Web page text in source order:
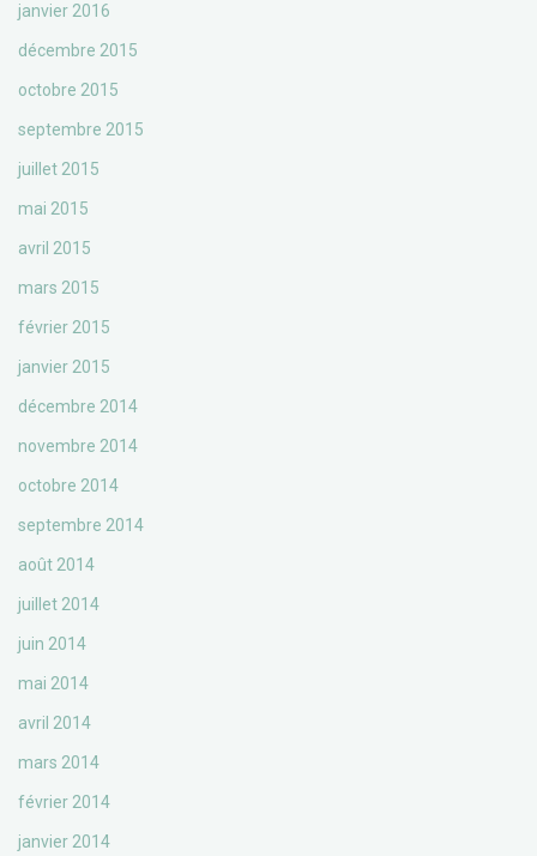
janvier 2016
décembre 2015
octobre 2015
septembre 2015
juillet 2015
mai 2015
avril 2015
mars 2015
février 2015
janvier 2015
décembre 2014
novembre 2014
octobre 2014
septembre 2014
août 2014
juillet 2014
juin 2014
mai 2014
avril 2014
mars 2014
février 2014
janvier 2014